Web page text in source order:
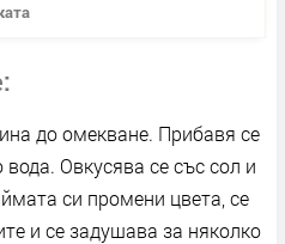
до омекване. Прибавя се
Овкусява се със сол и
си промени цвета, се
и се задушава за няколко